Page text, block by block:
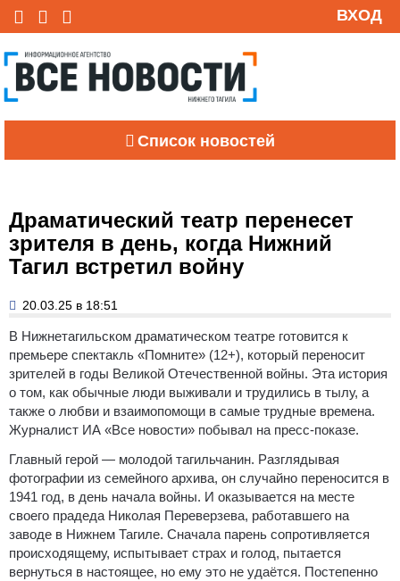
ВХОД
Список новостей
Драматический театр перенесет
зрителя в день, когда Нижний
Тагил встретил войну
20.03.25 в 18:51
В Нижнетагильском драматическом театре готовится к
премьере спектакль «Помните» (12+), который переносит
зрителей в годы Великой Отечественной войны. Эта история
о том, как обычные люди выживали и трудились в тылу, а
также о любви и взаимопомощи в самые трудные времена.
Журналист ИА «Все новости» побывал на пресс-показе.
Главный герой — молодой тагильчанин. Разглядывая
фотографии из семейного архива, он случайно переносится в
1941 год, в день начала войны. И оказывается на месте
своего прадеда Николая Переверзева, работавшего на
заводе в Нижнем Тагиле. Сначала парень сопротивляется
происходящему, испытывает страх и голод, пытается
вернуться в настоящее, но ему это не удаётся. Постепенно